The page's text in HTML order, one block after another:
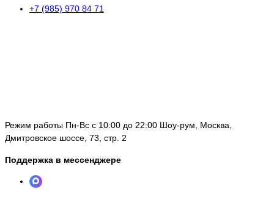
+7 (985) 970 84 71
Режим работы Пн-Вс с 10:00 до 22:00 Шоу-рум, Москва,
Дмитровское шоссе, 73, стр. 2
Поддержка в мессенджере